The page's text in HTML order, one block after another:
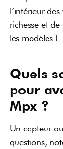
telle
Analyse
comparer sa
et du Sony
Après avoir